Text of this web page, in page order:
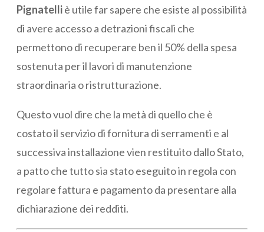
Pignatelliè utile far sapere che esiste al possibilità
di avere accesso a detrazioni fiscali che
permettono di recuperare ben il 50% della spesa
sostenuta per il lavori di manutenzione
straordinaria o ristrutturazione.
Questo vuol dire che la metà di quello che è
costato il servizio di fornitura di serramenti e al
successiva installazione vien restituito dallo Stato,
a patto che tutto sia stato eseguito in regola con
regolare fattura e pagamento da presentare alla
dichiarazione dei redditi.